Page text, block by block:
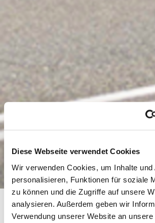
Diese Webseite verwendet Cookies
Wir verwenden Cookies, um Inhalte und
personalisieren, Funktionen für soziale
zu können und die Zugriffe auf unsere
analysieren. Außerdem geben wir
Verwendung unserer Website an
Latest news